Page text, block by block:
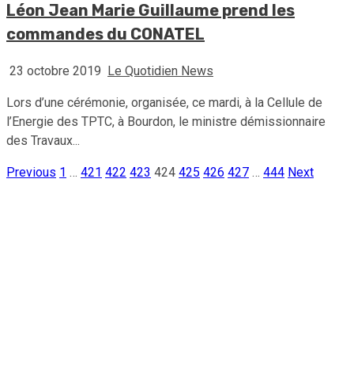
Léon Jean Marie Guillaume prend les
commandes du CONATEL
23 octobre 2019 Le Quotidien News
Lors d’une cérémonie, organisée, ce mardi, à la Cellule de
l’Energie des TPTC, à Bourdon, le ministre démissionnaire
des Travaux...
Pagination
Previous 1 … 421 422 423 424 425 426 427 … 444 Next